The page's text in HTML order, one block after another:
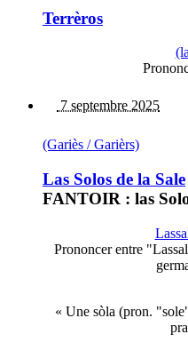
Terrèros
7 septembre 2025
(Gariès / Garièrs)
Las Solos de la Sale
FANTOIR : las
Prononcer entre
« Une sòla (pron.